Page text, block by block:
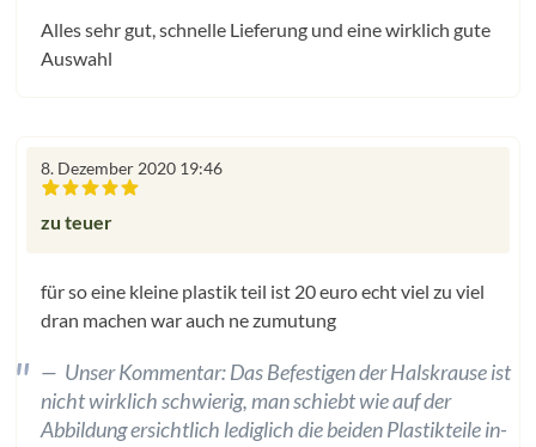
Alles sehr gut, schnelle Lieferung und eine wirklich gute
Auswahl
8. Dezember 2020 19:46
zu teuer
für so eine kleine plastik teil ist 20 euro echt viel zu viel
dran machen war auch ne zumutung
Unser Kommentar: Das Befestigen der Halskrause ist
nicht wirklich schwierig, man schiebt wie auf der
Abbildung ersichtlich lediglich die beiden Plastikteile in-